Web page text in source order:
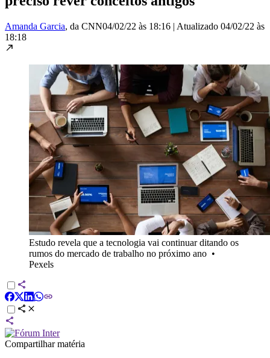
Amanda Garcia, da CNN04/02/22 às 18:16 | Atualizado 04/02/22 às
18:18
Estudo revela que a tecnologia vai continuar ditando os
rumos do mercado de trabalho no próximo ano •
Pexels
Compartilhar matéria